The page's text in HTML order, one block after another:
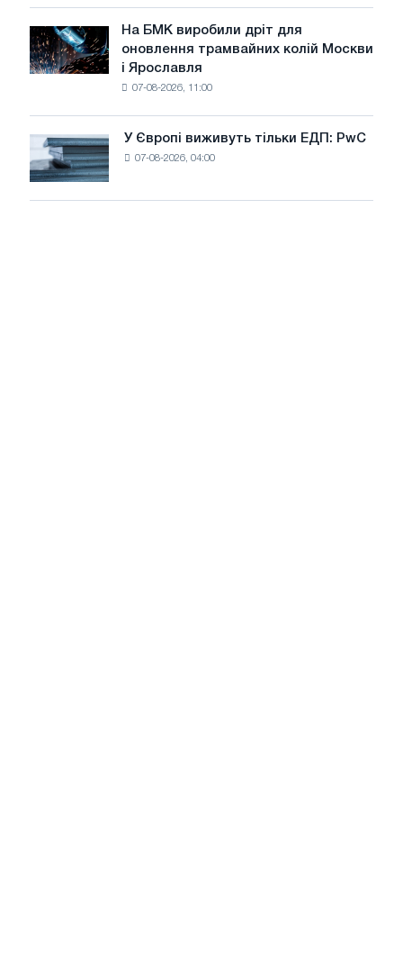
цілей
декарбонізації
у
липні
На
БМК
виробили
трамвайних
колій
На БМК виробили дріт для
оновлення трамвайних колій Москви
і Ярославля
07-08-2026, 11:00
Європі
виживуть
тільки
У Європі виживуть тільки ЕДП: PwC
07-08-2026, 04:00